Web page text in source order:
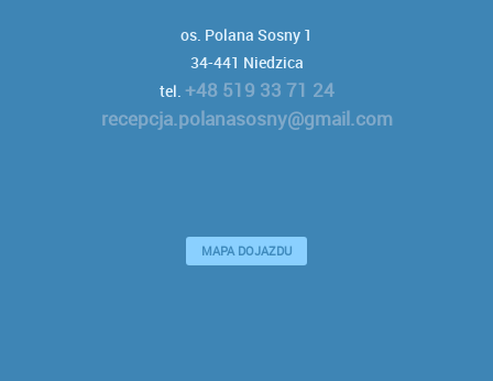
os. Polana Sosny 1
34-441 Niedzica
tel. +48 519 33 71 24
recepcja.polanasosny@gmail.com
MAPA DOJAZDU